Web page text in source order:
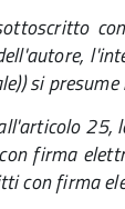
si
25,
firma
con firma